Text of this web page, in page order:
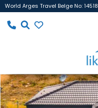
World Arges Travel Belge No: 14518